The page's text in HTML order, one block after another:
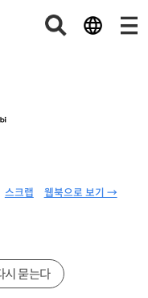
웹북으로 보기 →
스크랩
시 묻는다